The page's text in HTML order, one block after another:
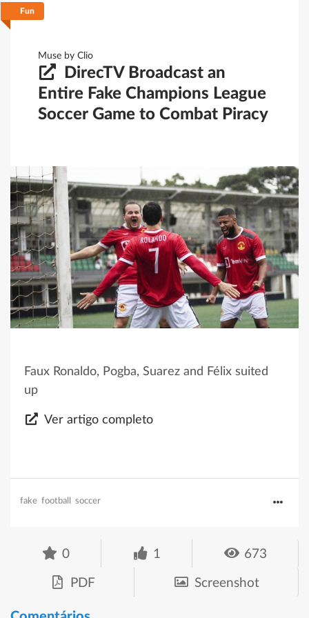
Fun
Muse by Clio
DirecTV Broadcast an
Entire Fake Champions League
Soccer Game to Combat Piracy
Faux Ronaldo, Pogba, Suarez and Félix suited
up
Ver artigo completo
fake football soccer
0 1 673
PDF Screenshot